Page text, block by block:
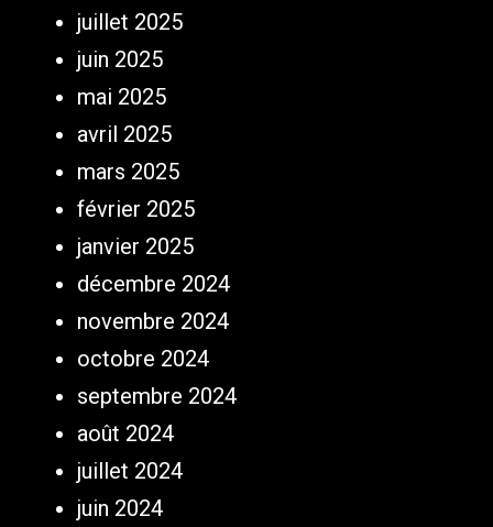
juillet 2025
juin 2025
mai 2025
avril 2025
mars 2025
février 2025
janvier 2025
décembre 2024
novembre 2024
octobre 2024
septembre 2024
août 2024
juillet 2024
juin 2024